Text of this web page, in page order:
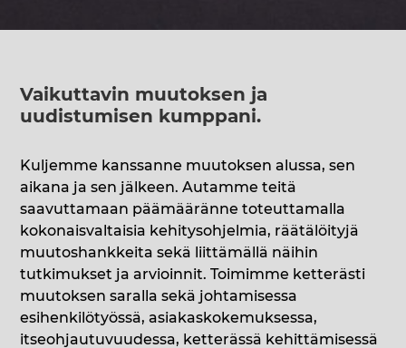
Vaikuttavin muutoksen ja
uudistumisen kumppani.
Kuljemme kanssanne muutoksen alussa, sen
aikana ja sen jälkeen. Autamme teitä
saavuttamaan päämääränne toteuttamalla
kokonaisvaltaisia kehitysohjelmia, räätälöityjä
muutoshankkeita sekä liittämällä näihin
tutkimukset ja arvioinnit. Toimimme ketterästi
muutoksen saralla sekä johtamisessa
esihenkilötyössä, asiakaskokemuksessa,
itseohjautuvuudessa, ketterässä kehittämisessä